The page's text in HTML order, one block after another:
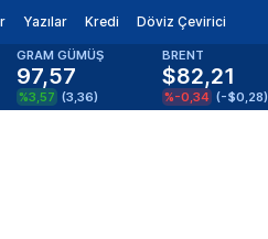
Yazılar Kredi Döviz Çevirici
GRAM GÜMÜŞ
97,57
%3,57 (3,36)
BRENT
$82,21
%-0,34 (-$0,28)